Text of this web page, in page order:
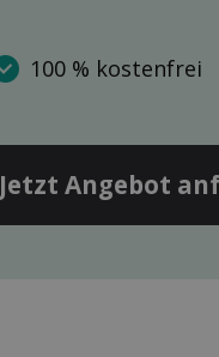
100 % kostenfrei
Jetzt Angebot